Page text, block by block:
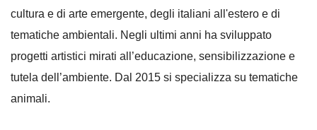
cultura e di arte emergente, degli italiani all'estero e di
tematiche ambientali. Negli ultimi anni ha sviluppato
progetti artistici mirati all’educazione, sensibilizzazione e
tutela dell’ambiente. Dal 2015 si specializza su tematiche
animali.